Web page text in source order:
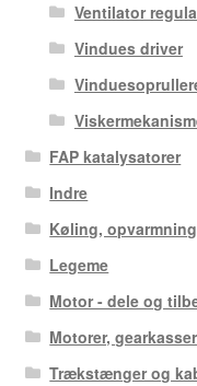
Ventilator
Vindues driver
FAP katalysatorer
Indre
Køling,
Legeme
Motor - dele og
Motorer, gearkasser
Trækstænger og